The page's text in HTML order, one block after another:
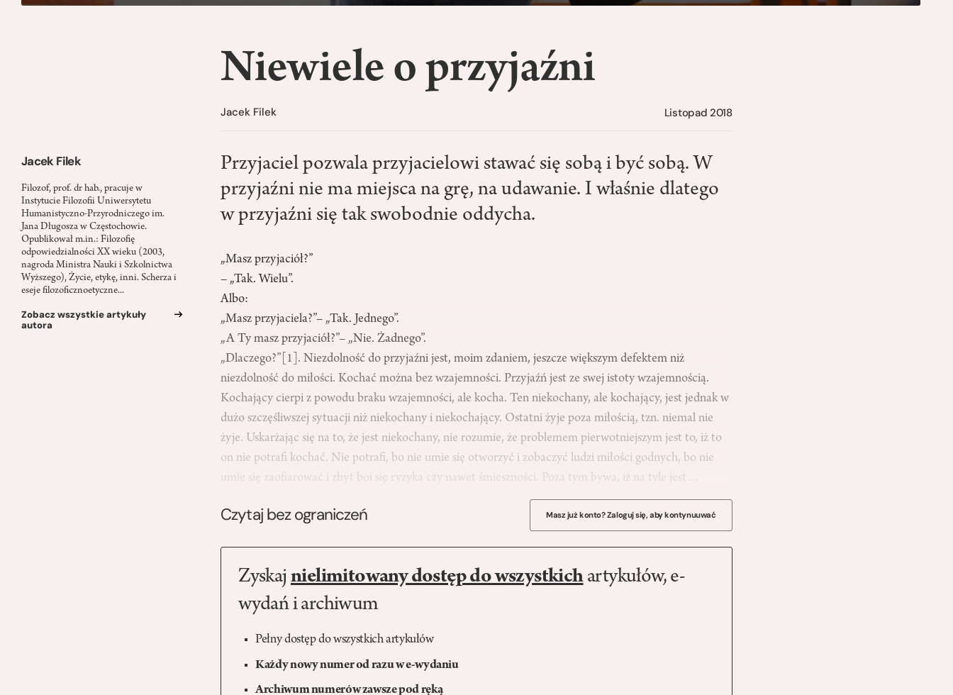
Jacek Filek
Filozof, prof. dr hab., pracuje w
Instytucie Filozofii Uniwersytetu
Humanistyczno-Przyrodniczego im.
Jana Długosza w Częstochowie.
Opublikował m.in.: Filozofię
odpowiedzialności XX wieku (2003,
nagroda Ministra Nauki i Szkolnictwa
Wyższego), Życie, etykę, inni. Scherza i
eseje filozoficznoetyczne...
Zobacz wszystkie artykuły
autora
Niewiele o przyjaźni
Jacek Filek Listopad 2018
Przyjaciel pozwala przyjacielowi stawać się sobą i być sobą. W
przyjaźni nie ma miejsca na grę, na udawanie. I właśnie dlatego
w przyjaźni się tak swobodnie oddycha.
„Masz przyjaciół?”
– „Tak. Wielu”.
Albo:
„Masz przyjaciela?”– „Tak. Jednego”.
„A Ty masz przyjaciół?”– „Nie. Żadnego”.
„Dlaczego?” [1] . Niezdolność do przyjaźni jest, moim zdaniem, jeszcze większym defektem niż
niezdolność do miłości. Kochać można bez wzajemności. Przyjaźń jest ze swej istoty wzajemnością.
Kochający cierpi z powodu braku wzajemności, ale kocha. Ten niekochany, ale kochający, jest jednak w
dużo szczęśliwszej sytuacji niż niekochany i niekochający. Ostatni żyje poza miłością, tzn. niemal nie
żyje. Uskarżając się na to, że jest niekochany, nie rozumie, że problemem pierwotniejszym jest to, iż to
on nie potrafi kochać. Nie potrafi, bo nie umie się otworzyć i zobaczyć ludzi miłości godnych, bo nie
umie się zaofiarować i zbyt boi się ryzyka czy nawet śmieszności. Poza tym bywa, iż na tyle jest…
Czytaj bez ograniczeń Masz już konto? Zaloguj się, aby kontynuuwać
Zyskaj nielimitowany dostęp do wszystkichartykułów, e-
wydań i archiwum
Pełny dostęp do wszystkich artykułów
Każdy nowy numer od razu w e-wydaniu
Archiwum numerów zawsze pod ręką